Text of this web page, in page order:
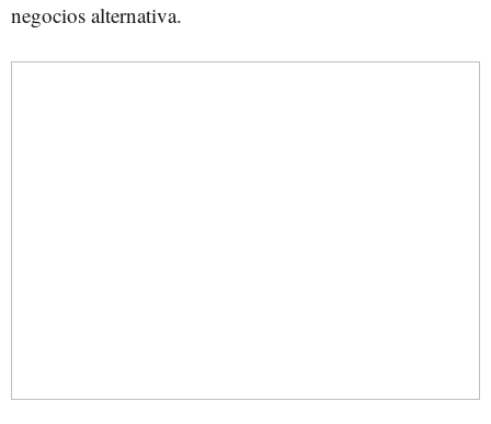
negocios alternativa.